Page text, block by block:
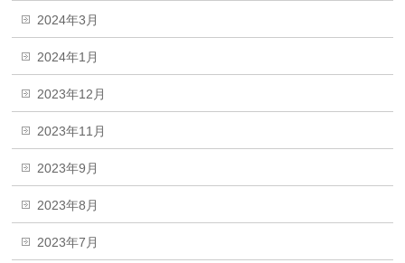
2024年3月
2024年1月
2023年12月
2023年11月
2023年9月
2023年8月
2023年7月